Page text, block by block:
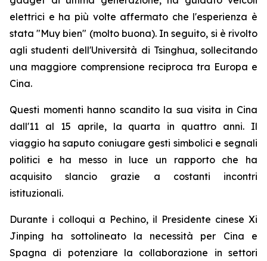
elettrici e ha più volte affermato che l'esperienza è
stata "Muy bien" (molto buona). In seguito, si è rivolto
agli studenti dell'Università di Tsinghua, sollecitando
una maggiore comprensione reciproca tra Europa e
Cina.
Questi momenti hanno scandito la sua visita in Cina
dall'11 al 15 aprile, la quarta in quattro anni. Il
viaggio ha saputo coniugare gesti simbolici e segnali
politici e ha messo in luce un rapporto che ha
acquisito slancio grazie a costanti incontri
istituzionali.
Durante i colloqui a Pechino, il Presidente cinese Xi
Jinping ha sottolineato la necessità per Cina e
Spagna di potenziare la collaborazione in settori